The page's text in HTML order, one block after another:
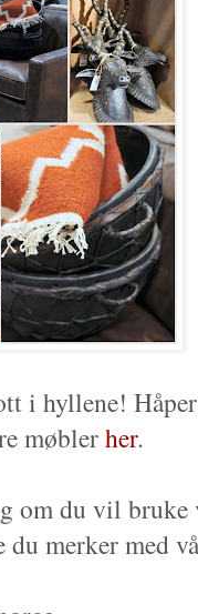
i hyllene!
møblerher.
om du vil bruke
du merker med